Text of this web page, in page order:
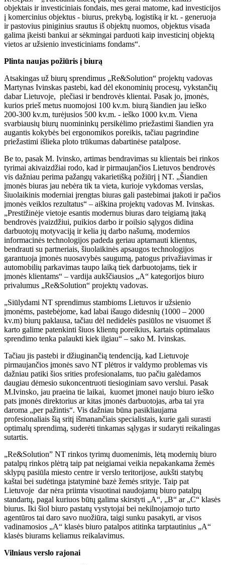
objektais ir investiciniais fondais, mes gerai matome, kad investicijos
į komercinius objektus - biurus, prekybą, logistiką ir kt. - generuoja
ir pastovius piniginius srautus iš objektų nuomos, objektus visada
galima įkeisti bankui ar sėkmingai parduoti kaip investicinį objektą
vietos ar užsienio investiciniams fondams“.
Plinta naujas požiūris į biurą
Atsakingas už biurų sprendimus „Re&Solution“ projektų vadovas
Martynas Ivinskas pastebi, kad dėl ekonominių procesų, vykstančių
dabar Lietuvoje, plečiasi ir bendrovės klientai. Pasak jo, įmonės,
kurios prieš metus nuomojosi 100 kv.m. biurą šiandien jau ieško
200-300 kv.m, turėjusios 500 kv.m. - ieško 1000 kv.m. Viena
svarbiausių biurų nuomininkų persikėlimo priežastimi šiandien yra
augantis kokybės bei ergonomikos poreikis, tačiau pagrindine
priežastimi išlieka ploto trūkumas dabartinėse patalpose.
Be to, pasak M. Ivinsko, artimas bendravimas su klientais bei rinkos
tyrimai akivaizdžiai rodo, kad ir pirmaujančios Lietuvos bendrovės
vis dažniau perima pažangų vakarietišką požiūrį į NT. „Šiandien
įmonės biuras jau nebėra tik ta vieta, kurioje vykdomas verslas,
šiuolaikinis moderniai įrengtas biuras gali pastebimai įtakoti ir pačios
įmonės veiklos rezultatus“ – aiškina projektų vadovas M. Ivinskas.
„Prestižinėje vietoje esantis modernus biuras daro teigiamą įtaką
bendrovės įvaizdžiui, puikios darbo ir poilsio sąlygos didina
darbuotojų motyvaciją ir kelia jų darbo našumą, modernios
informacinės technologijos padeda geriau aptarnauti klientus,
bendrauti su partneriais, šiuolaikinės apsaugos technologijos
garantuoja įmonės nuosavybės saugumą, patogus privažiavimas ir
automobilių parkavimas taupo laiką tiek darbuotojams, tiek ir
įmonės klientams“ – vardija aukščiausios „A“ kategorijos biuro
privalumus „Re&Solution“ projektų vadovas.
„Siūlydami NT sprendimus stambioms Lietuvos ir užsienio
įmonėms, pastebėjome, kad labai išaugo didesnių (1000 – 2000
kv.m) biurų paklausa, tačiau dėl nedidelės pasiūlos ne visuomet iš
karto galime patenkinti šiuos klientų poreikius, kartais optimalaus
sprendimo tenka palaukti kiek ilgiau“ – sako M. Ivinskas.
Tačiau jis pastebi ir džiuginančią tendenciją, kad Lietuvoje
pirmaujančios įmonės savo NT plėtros ir valdymo problemas vis
dažniau patiki šios srities profesionalams, tuo pačiu galėdamos
daugiau dėmesio sukoncentruoti tiesioginiam savo verslui. Pasak
M.Ivinsko, jau praeina tie laikai, kuomet įmonei naujo biuro ieško
pats įmonės direktorius ar kitas įmonės darbuotojas, arba tai yra
daroma „per pažintis“. Vis dažniau būna pasikliaujama
profesionaliais šią sritį išmanančiais specialistais, kurie gali surasti
optimalų sprendimą, suderėti tinkamas sąlygas ir sudaryti reikalingas
sutartis.
„Re&Solution” NT rinkos tyrimų duomenimis, lėtą modernių biuro
patalpų rinkos plėtrą taip pat neigiamai veikia nepakankama žemės
sklypų pasiūla miesto centre ir verslo teritorijose, aukšti statybų
kaštai bei sudėtinga įstatyminė bazė žemės srityje. Taip pat
Lietuvoje dar nėra priimta visuotinai naudojamų biuro patalpų
standartų, pagal kuriuos būtų galima skirstyti „A“, „B“ ar „C“ klasės
biurus. Iki šiol biuro pastatų vystytojai bei nekilnojamojo turto
agentūros tai daro savo nuožiūra, taigi sunku pasakyti, ar visos
vadinamosios „A“ klasės biuro patalpos atitinka tarptautinius „A“
klasės biurams keliamus reikalavimus.
Vilniaus verslo rajonai